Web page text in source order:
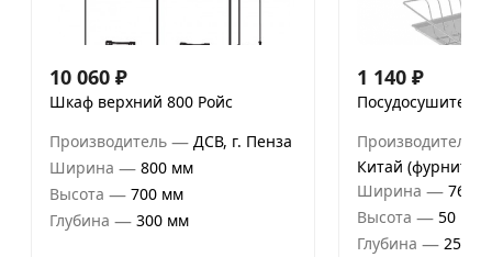
10 060 ₽
Шкаф верхний 800 Ройс
Производитель — ДСВ, г. Пенза
Ширина — 800 мм
Высота — 700 мм
Глубина — 300 мм
1 140 ₽
Посудосушитель
Производитель
Китай
Ширина — 768
Высота — 50 мм
Глубина — 256